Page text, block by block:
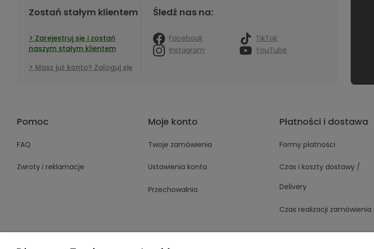
Zostań stałym klientem
Zarejestruj się i zostań
naszym stałym klientem
Masz już konto? Zaloguj się
Śledź nas na:
Facebook
TikTok
Instagram
YouTube
Pomoc
FAQ
Zwroty i reklamacje
Moje konto
Twoje zamówienia
Ustawienia konta
Przechowalnia
Płatności i dostawa
Formy płatności
Czas i koszty dostawy /
Delivery
Czas realizacji zamówienia